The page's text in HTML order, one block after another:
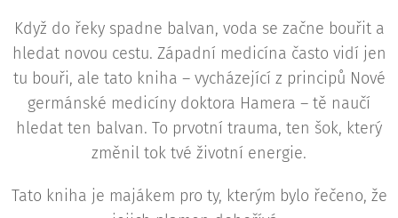
Když do řeky spadne balvan, voda se začne bouřit a
hledat novou cestu. Západní medicína často vidí jen
tu bouři, ale tato kniha – vycházející z principů Nové
germánské medicíny doktora Hamera – tě naučí
hledat ten balvan. To prvotní trauma, ten šok, který
změnil tok tvé životní energie.
Tato kniha je majákem pro ty, kterým bylo řečeno, že